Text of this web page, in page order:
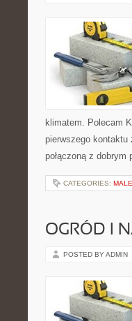
klimatem. Polecam
pierwszego kontaktu
połączoną z
CATEGORIES:
OGRÓD I
POSTED BY ADMIN